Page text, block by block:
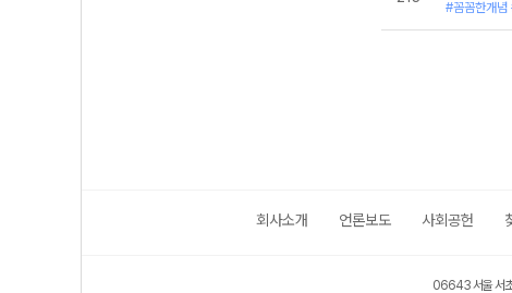
#꼼꼼한개념
회사소개 언론보도 사회공헌
06643 서울 서